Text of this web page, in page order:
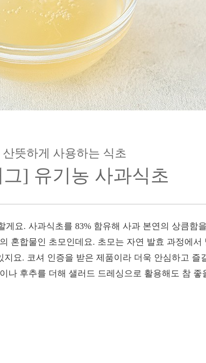
산뜻하게 사용하는 식초
] 유기농 사과식초
요. 사과식초를 83% 함유해 사과 본연의 상큼함
혼합물인 초모인데요. 초모는 자연 발효 과정에서
요. 코셔 인증을 받은 제품이라 더욱 안심하고 즐
나 후추를 더해 샐러드 드레싱으로 활용해도 참 좋